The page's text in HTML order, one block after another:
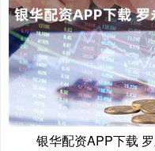
银华配资APP下载